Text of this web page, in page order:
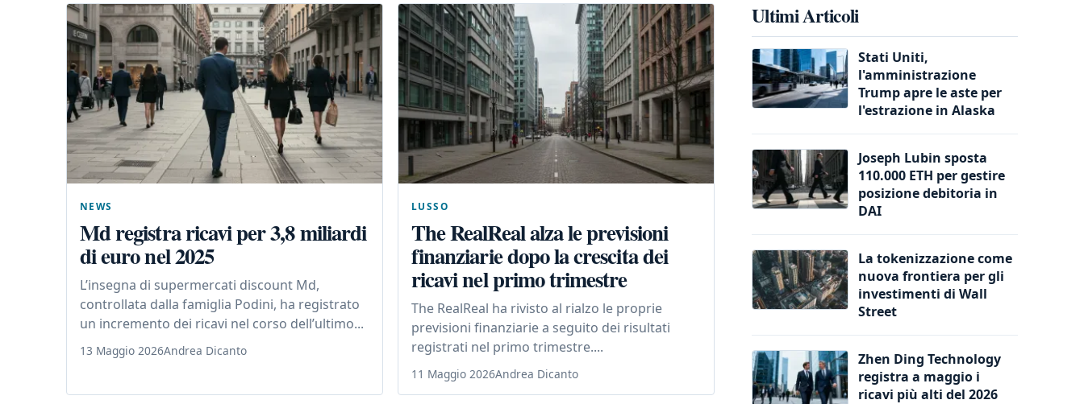
NEWS
Md registra ricavi per 3,8 miliardi
di euro nel 2025
L’insegna di supermercati discount Md,
controllata dalla famiglia Podini, ha registrato
un incremento dei ricavi nel corso dell’ultimo...
13 Maggio 2026Andrea Dicanto
LUSSO
The RealReal alza le previsioni
finanziarie dopo la crescita dei
ricavi nel primo trimestre
The RealReal ha rivisto al rialzo le proprie
previsioni finanziarie a seguito dei risultati
registrati nel primo trimestre....
11 Maggio 2026Andrea Dicanto
Ultimi Articoli
Stati Uniti,
l'amministrazione
Trump apre le aste per
l'estrazione in Alaska
Joseph Lubin sposta
110.000 ETH per gestire
posizione debitoria in
DAI
La tokenizzazione come
nuova frontiera per gli
investimenti di Wall
Street
Zhen Ding Technology
registra a maggio i
ricavi più alti del 2026